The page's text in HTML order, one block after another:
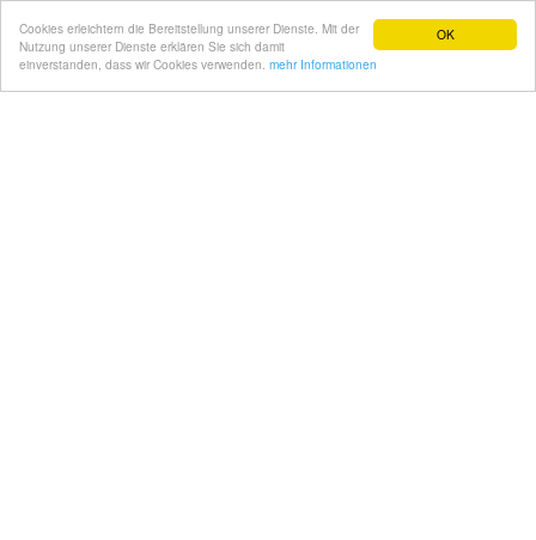
OK
Cookies erleichtern die Bereitstellung unserer Dienste. Mit der
Nutzung unserer Dienste erklären Sie sich damit
einverstanden, dass wir Cookies verwenden. mehr Informationen